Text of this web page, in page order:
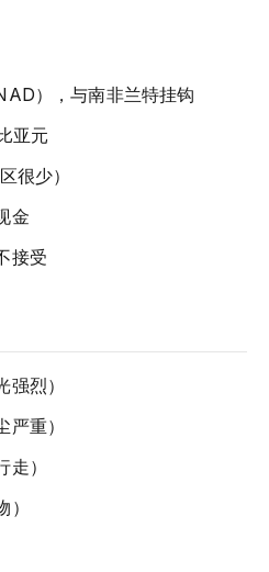
），与南非兰特挂钩
亚元
很少）
金
接受
烈）
重）
）